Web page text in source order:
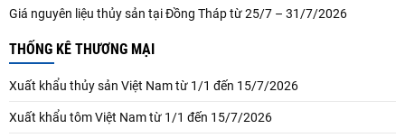
Giá nguyên liệu thủy sản tại Đồng Tháp từ 25/7 – 31/7/2026
THỐNG KÊ THƯƠNG MẠI
Xuất khẩu thủy sản Việt Nam từ 1/1 đến 15/7/2026
Xuất khẩu tôm Việt Nam từ 1/1 đến 15/7/2026